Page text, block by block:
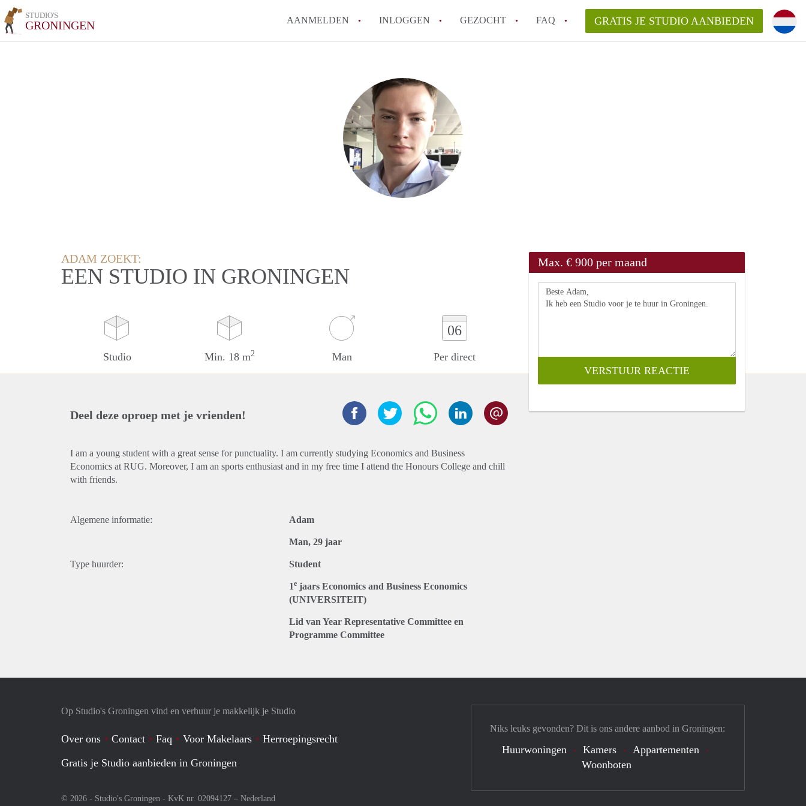
STUDIO'S
GRONINGEN AANMELDEN INLOGGEN GEZOCHT FAQ
How to translate StudioGroningen?
Wat is StudiosGroningen?
Wat is de privacyverklaring van StudiosGroningen?
Alle veelgestelde vragen
GRATIS JE STUDIO AANBIEDEN
ADAM ZOEKT:
EEN STUDIO IN GRONINGEN
Studio Min. 18 m2 Man
06
Per direct
Max. € 900 per maand
Deel deze oproep met je vrienden!
I am a young student with a great sense for punctuality. I am currently studying Economics and Business
Economics at RUG. Moreover, I am an sports enthusiast and in my free time I attend the Honours College and chill
with friends.
Algemene informatie: Adam
Man, 29 jaar
Type huurder: Student
1e jaars Economics and Business Economics
(UNIVERSITEIT)
Lid van Year Representative Committee en
Programme Committee
Op Studio's Groningen vind en verhuur je makkelijk je Studio
Over ons Contact Faq Voor Makelaars
Herroepingsrecht
Gratis je Studio aanbieden in Groningen
© 2026 - Studio's Groningen - KvK nr. 02094127 – Nederland
Niks leuks gevonden? Dit is ons andere aanbod in Groningen:
Huurwoningen Kamers
Appartementen
Woonboten